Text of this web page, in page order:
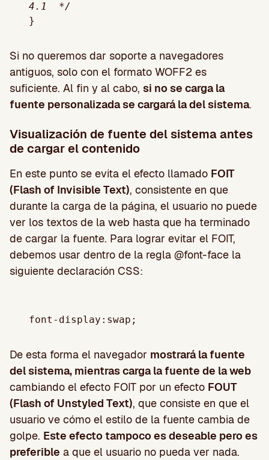
4.1  */
Si no queremos dar soporte a navegadores
antiguos, solo con el formato WOFF2 es
suficiente. Al fin y al cabo, si no se carga la
fuente personalizada se cargará la del sistema.
Visualización de fuente del sistema antes
de cargar el contenido
En este punto se evita el efecto llamado FOIT
(Flash of Invisible Text), consistente en que
durante la carga de la página, el usuario no puede
ver los textos de la web hasta que ha terminado
de cargar la fuente. Para lograr evitar el FOIT,
debemos usar dentro de la regla @font-face la
siguiente declaración CSS:
De esta forma el navegador mostrará la fuente
del sistema, mientras carga la fuente de la web
cambiando el efecto FOIT por un efecto FOUT
(Flash of Unstyled Text), que consiste en que el
usuario ve cómo el estilo de la fuente cambia de
golpe. Este efecto tampoco es deseable pero es
preferible a que el usuario no pueda ver nada.